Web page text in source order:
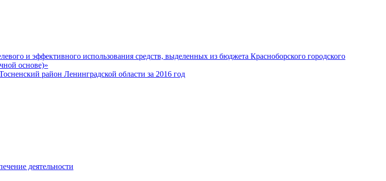
и эффективного использования средств, выделенных из бюджета Красноборского городского
основе)»
район Ленинградской области за 2016 год
деятельности